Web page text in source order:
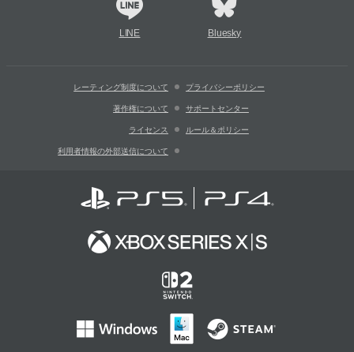
LINE Bluesky
レーティング制度について プライバシーポリシー
著作権について サポートセンター
ライセンス ルール＆ポリシー
利用者情報の外部送信について